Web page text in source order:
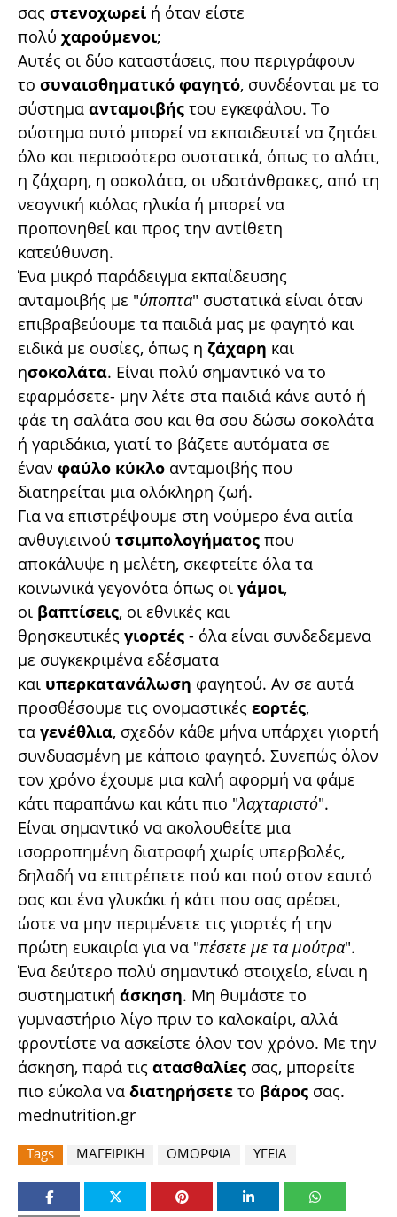
σας στενοχωρεί ή όταν είστε
πολύ χαρούμενοι;
Αυτές οι δύο καταστάσεις, που περιγράφουν
το συναισθηματικό φαγητό, συνδέονται με το
σύστημα ανταμοιβής του εγκεφάλου. Το
σύστημα αυτό μπορεί να εκπαιδευτεί να ζητάει
όλο και περισσότερο συστατικά, όπως το αλάτι,
η ζάχαρη, η σοκολάτα, οι υδατάνθρακες, από τη
νεογνική κιόλας ηλικία ή μπορεί να
προπονηθεί και προς την αντίθετη
κατεύθυνση.
Ένα μικρό παράδειγμα εκπαίδευσης
ανταμοιβής με "ύποπτα" συστατικά είναι όταν
επιβραβεύουμε τα παιδιά μας με φαγητό και
ειδικά με ουσίες, όπως η ζάχαρη και
ησοκολάτα. Είναι πολύ σημαντικό να το
εφαρμόσετε- μην λέτε στα παιδιά κάνε αυτό ή
φάε τη σαλάτα σου και θα σου δώσω σοκολάτα
ή γαριδάκια, γιατί το βάζετε αυτόματα σε
έναν φαύλο κύκλο ανταμοιβής που
διατηρείται μια ολόκληρη ζωή.
Για να επιστρέψουμε στη νούμερο ένα αιτία
ανθυγιεινού τσιμπολογήματος που
αποκάλυψε η μελέτη, σκεφτείτε όλα τα
κοινωνικά γεγονότα όπως οι γάμοι,
οι βαπτίσεις, οι εθνικές και
θρησκευτικές γιορτές - όλα είναι συνδεδεμενα
με συγκεκριμένα εδέσματα
και υπερκατανάλωση φαγητού. Αν σε αυτά
προσθέσουμε τις ονομαστικές εορτές,
τα γενέθλια, σχεδόν κάθε μήνα υπάρχει γιορτή
συνδυασμένη με κάποιο φαγητό. Συνεπώς όλον
τον χρόνο έχουμε μια καλή αφορμή να φάμε
κάτι παραπάνω και κάτι πιο "λαχταριστό".
Είναι σημαντικό να ακολουθείτε μια
ισορροπημένη διατροφή χωρίς υπερβολές,
δηλαδή να επιτρέπετε πού και πού στον εαυτό
σας και ένα γλυκάκι ή κάτι που σας αρέσει,
ώστε να μην περιμένετε τις γιορτές ή την
πρώτη ευκαιρία για να "πέσετε με τα μούτρα".
Ένα δεύτερο πολύ σημαντικό στοιχείο, είναι η
συστηματική άσκηση. Μη θυμάστε το
γυμναστήριο λίγο πριν το καλοκαίρι, αλλά
φροντίστε να ασκείστε όλον τον χρόνο. Με την
άσκηση, παρά τις ατασθαλίες σας, μπορείτε
πιο εύκολα να διατηρήσετε το βάρος σας.
mednutrition.gr
Tags ΜΑΓΕΙΡΙΚΗ ΟΜΟΡΦΙΑ ΥΓΕΙΑ